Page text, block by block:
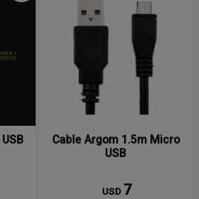
Cable Argom 1.5m Micro
USB
USD 7